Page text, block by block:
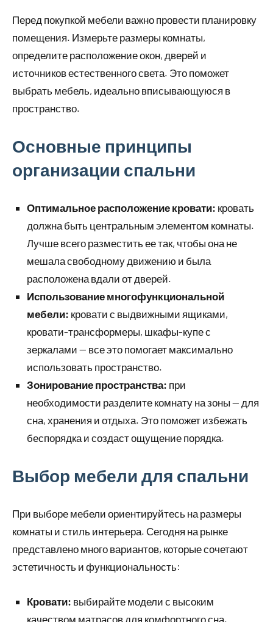
Перед покупкой мебели важно провести планировку
помещения. Измерьте размеры комнаты,
определите расположение окон, дверей и
источников естественного света. Это поможет
выбрать мебель, идеально вписывающуюся в
пространство.
Основные принципы
организации спальни
Оптимальное расположение кровати: кровать
должна быть центральным элементом комнаты.
Лучше всего разместить ее так, чтобы она не
мешала свободному движению и была
расположена вдали от дверей.
Использование многофункциональной
мебели: кровати с выдвижными ящиками,
кровати-трансформеры, шкафы-купе с
зеркалами — все это помогает максимально
использовать пространство.
Зонирование пространства: при
необходимости разделите комнату на зоны — для
сна, хранения и отдыха. Это поможет избежать
беспорядка и создаст ощущение порядка.
Выбор мебели для спальни
При выборе мебели ориентируйтесь на размеры
комнаты и стиль интерьера. Сегодня на рынке
представлено много вариантов, которые сочетают
эстетичность и функциональность:
Кровати: выбирайте модели с высоким
качеством матрасов для комфортного сна.